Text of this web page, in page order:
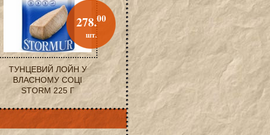
ТУНЦЕВИЙ ЛОЙН У
ВЛАСНОМУ СОЦІ
STORM 225 Г
278.00
шт.